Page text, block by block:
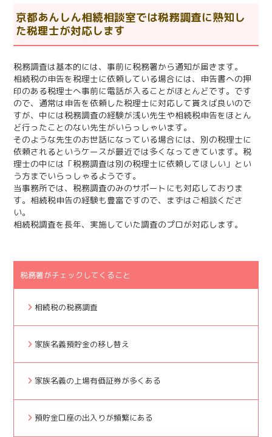
京都あんしん相続相談室では税務調査に熟知し
た税理士が対応します
税務調査は基本的には、事前に税務署から通知が届きます。
相続税の申告を税理士に依頼している場合には、申告書への押
印のある税理士へ事前に電話が入ることがほとんどです。です
ので、通常は申告を依頼した税理士に対応して貰えば良いので
すが、中には税務調査の経験が浅い先生や相続税申告をほとん
ど行ったことのない先生がいらっしゃいます。
そのような先生のお世話になっている場合には、別の税理士に
依頼されるというケースが最近では多くなってきています。税
理士の中には「税務調査は別の税理士に依頼してほしい」とい
う方までいらっしゃるようです。
当事務所では、税務調査のみのサポートにも対応しておりま
す。相続税申告の経験も豊富ですので、まずはご相談くださ
い。
相続税調査を長年、実施していた調査のプロが対応します。
税務署がチェックしてくること
相続税の税務調査
家族名義預貯金の移し替え
家族名義の上場有価証券が多くある
預貯金口座の出入りが頻繁にある